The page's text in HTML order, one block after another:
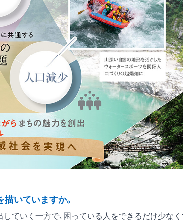
いていますか。
していく一方で、困っている人をできるだけ少な